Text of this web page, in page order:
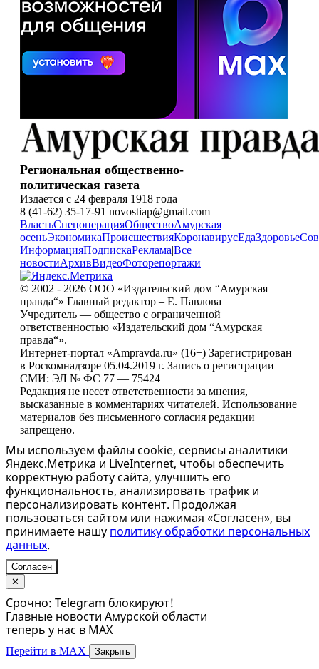
Региональная общественно-
политическая газета
Издается с 24 февраля 1918 года
8 (41-62) 35-17-91 novostiap@gmail.com
ВластьСпецоперацияОбществоАмурская
осеньЭкономикаПроисшествияКоронавирусЕдаЗдоровье
ИнформацияПодпискаРеклама|Все
новостиАрхивВидеоФоторепортажи
© 2002 - 2026 ООО «Издательский дом “Амурская
правда“» Главный редактор – Е. Павлова
Учредитель — общество с ограниченной
ответственностью «Издательский дом “Амурская
правда“».
Интернет-портал «Ampravda.ru» (16+) Зарегистрирован
в Роскомнадзоре 05.04.2019 г. Запись о регистрации
СМИ: ЭЛ № ФС 77 — 75424
Редакция не несет ответственности за мнения,
высказанные в комментариях читателей. Использование
материалов без письменного согласия редакции
запрещено.
Мы используем файлы cookie, сервисы аналитики
Яндекс.Метрика и LiveInternet, чтобы обеспечить
корректную работу сайта, улучшить его
функциональность, анализировать трафик и
персонализировать контент. Продолжая
пользоваться сайтом или нажимая «Согласен», вы
принимаете нашу политику обработки персональных
данных.
Согласен
✕
Срочно: Telegram блокируют!
Главные новости Амурской области
теперь у нас в MAX
Перейти в MAX Закрыть